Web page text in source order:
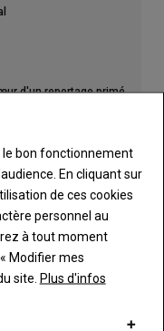
d'un reportage primé
et rendements
le bon fonctionnement
En cliquant sur
de ces cookies
personnel au
à tout moment
Modifier mes
site. Plus d'infos